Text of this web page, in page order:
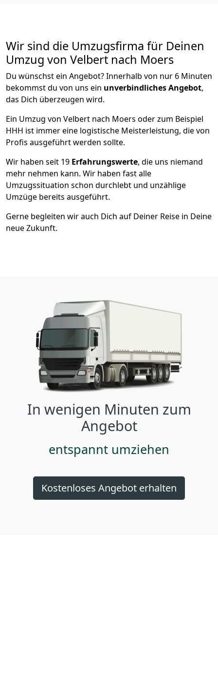
Wir sind die Umzugsfirma für Deinen
Umzug von Velbert nach Moers
Du wünschst ein Angebot? Innerhalb von nur 6 Minuten
bekommst du von uns ein unverbindliches Angebot,
das Dich überzeugen wird.
Ein Umzug von Velbert nach Moers oder zum Beispiel
HHH ist immer eine logistische Meisterleistung, die von
Profis ausgeführt werden sollte.
Wir haben seit 19 Erfahrungswerte, die uns niemand
mehr nehmen kann. Wir haben fast alle
Umzugssituation schon durchlebt und unzählige
Umzüge bereits ausgeführt.
Gerne begleiten wir auch Dich auf Deiner Reise in Deine
neue Zukunft.
In wenigen Minuten zum
Angebot
entspannt umziehen
Kostenloses Angebot erhalten